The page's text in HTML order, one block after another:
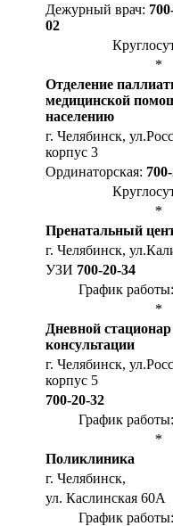
Дежурный врач:
02
*
Отделение
медицинской
населению
г. Челябинск,
корпус 3
Ординаторская:
*
Пренатальный
г. Челябинск,
УЗИ 700-20-34
График
*
Дневной
консультации
г. Челябинск,
корпус 5
700-20-32
График
*
Поликлиника
г. Челябинск,
ул. Каслинская 60А
График